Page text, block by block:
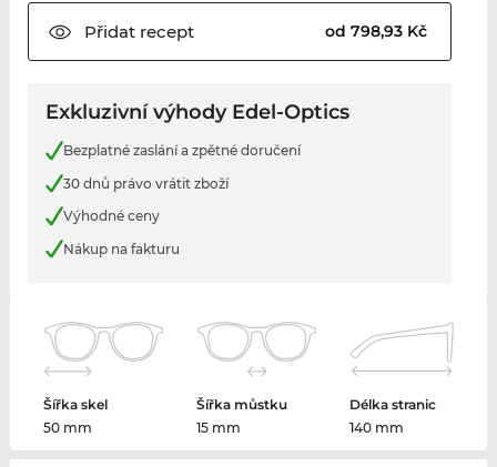
Přidatrecept od 798,93 Kč
Exkluzivní výhody Edel-Optics
Bezplatné zaslání a zpětné doručení
30 dnů právo vrátit zboží
Výhodné ceny
Nákup na fakturu
Šířka skel
50 mm
Šířka můstku
15 mm
Délka stranic
140 mm